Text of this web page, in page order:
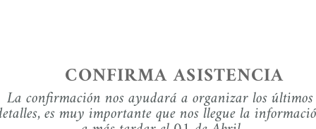
CONFIRMA ASISTENCIA
La confirmación nos ayudará a organizar los últimos
es muy importante que nos llegue la